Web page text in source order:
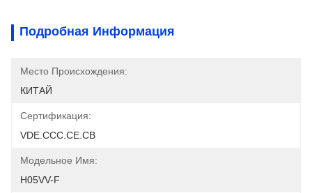
Подробная Информация
Место Происхождения:
КИТАЙ
Сертификация:
VDE.CCC.CE.CB
Модельное Имя:
H05VV-F